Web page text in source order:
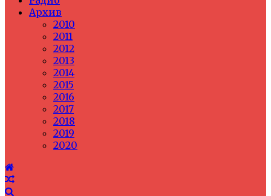
Архив
2010
2011
2012
2013
2014
2015
2016
2017
2018
2019
2020